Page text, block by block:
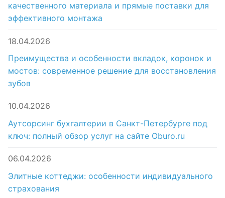
качественного материала и прямые поставки для
эффективного монтажа
18.04.2026
Преимущества и особенности вкладок, коронок и
мостов: современное решение для восстановления
зубов
10.04.2026
Аутсорсинг бухгалтерии в Санкт-Петербурге под
ключ: полный обзор услуг на сайте Oburo.ru
06.04.2026
Элитные коттеджи: особенности индивидуального
страхования